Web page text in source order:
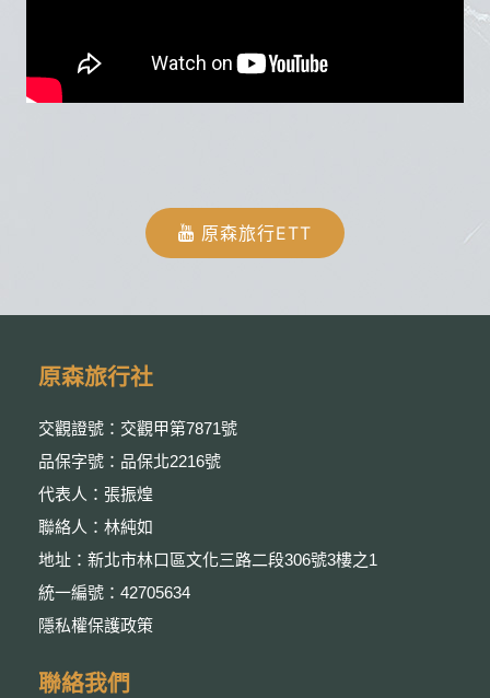
原森旅行ETT
原森旅行社
交觀證號：交觀甲第7871號
品保字號：品保北2216號
代表人：張振煌
聯絡人：林純如
地址：新北市林口區文化三路二段306號3樓之1
統一編號：42705634
隱私權保護政策
聯絡我們